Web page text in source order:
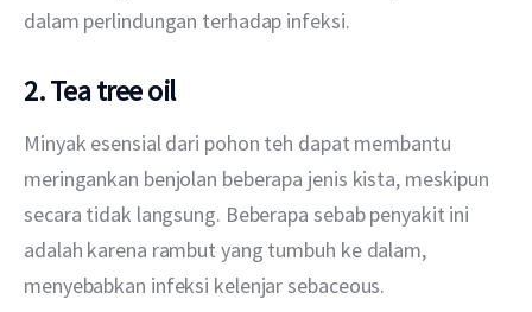
dalam perlindungan terhadap infeksi.
2. Tea tree oil
Minyak esensial dari pohon teh dapat membantu
meringankan benjolan beberapa jenis kista, meskipun
secara tidak langsung. Beberapa sebab penyakit ini
adalah karena rambut yang tumbuh ke dalam,
menyebabkan infeksi kelenjar sebaceous.